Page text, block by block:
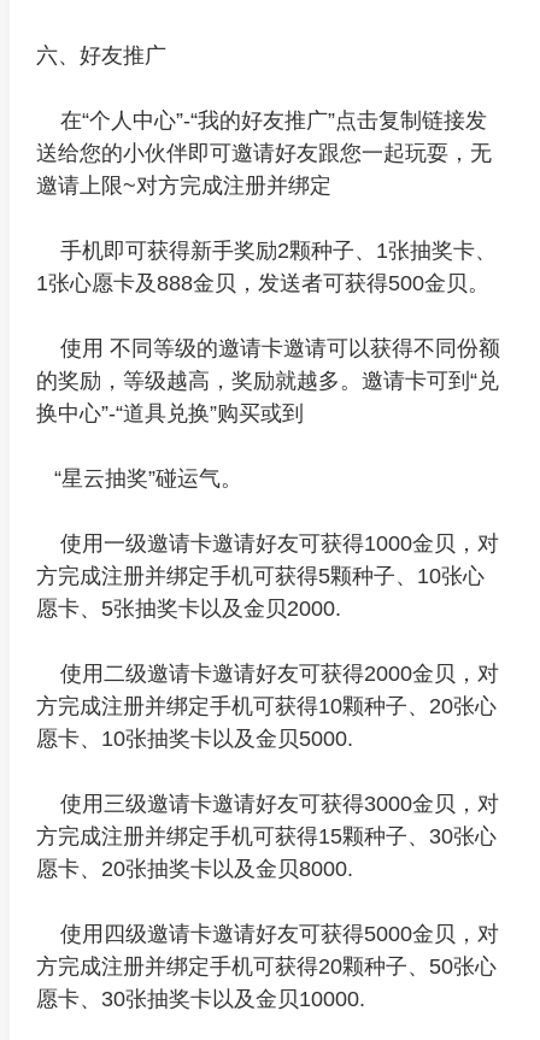
六、好友推广
在“个人中心”-“我的好友推广”点击复制链接发
送给您的小伙伴即可邀请好友跟您一起玩耍，无
邀请上限~对方完成注册并绑定
手机即可获得新手奖励2颗种子、1张抽奖卡、
1张心愿卡及888金贝，发送者可获得500金贝。
使用 不同等级的邀请卡邀请可以获得不同份额
的奖励，等级越高，奖励就越多。邀请卡可到“兑
换中心”-“道具兑换”购买或到
“星云抽奖”碰运气。
使用一级邀请卡邀请好友可获得1000金贝，对
方完成注册并绑定手机可获得5颗种子、10张心
愿卡、5张抽奖卡以及金贝2000.
使用二级邀请卡邀请好友可获得2000金贝，对
方完成注册并绑定手机可获得10颗种子、20张心
愿卡、10张抽奖卡以及金贝5000.
使用三级邀请卡邀请好友可获得3000金贝，对
方完成注册并绑定手机可获得15颗种子、30张心
愿卡、20张抽奖卡以及金贝8000.
使用四级邀请卡邀请好友可获得5000金贝，对
方完成注册并绑定手机可获得20颗种子、50张心
愿卡、30张抽奖卡以及金贝10000.